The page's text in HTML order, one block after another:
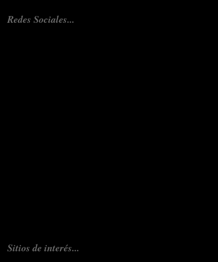
Redes Sociales...
Sitios de interés...